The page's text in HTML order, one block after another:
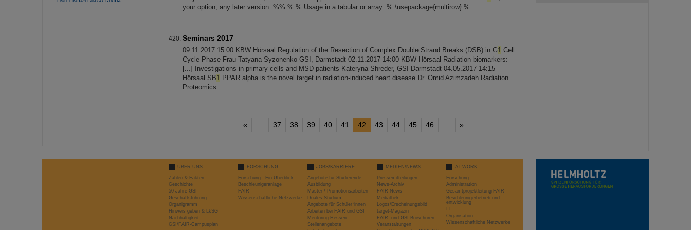
your option, any later version. %% % % Usage in a tabular or array: % \usepackage{multirow} %
Seminars 2017
09.11.2017 15:00 KBW Hörsaal Regulation of the Resection of Complex Double Strand Breaks (DSB) in G1 Cell
Cycle Phase Frau Tatyana Syzonenko GSI, Darmstadt 02.11.2017 14:00 KBW Hörsaal Radiation biomarkers:
[...] Investigations in primary cells and MSD patients Kateryna Shreder, GSI Darmstadt 04.05.2017 14:15
Hörsaal SB1 PPAR alpha is the novel target in radiation-induced heart disease Dr. Omid Azimzadeh Radiation
Proteomics
« 37 38 39 40 41 42 43 44 45 46 »
ÜBER UNS
Zahlen & Fakten
Geschichte
50 Jahre GSI
Geschäftsführung
Organigramm
Hinweis geben & LkSG
Nachhaltigkeit
GSI/FAIR-Campusplan
FORSCHUNG
Forschung - Ein Überblick
Beschleunigeranlage
FAIR
Wissenschaftliche Netzwerke
JOBS/KARRIERE
Angebote für Studierende
Ausbildung
Master / Promotionsarbeiten
Duales Studium
Angebote für Schüler*innen
Arbeiten bei FAIR und GSI
Mentoring Hessen
Stellenangebote
MEDIEN/NEWS
Pressemitteilungen
News-Archiv
FAIR-News
Mediathek
Logos/Erscheinungsbild
target-Magazin
FAIR- und GSI-Broschüren
Veranstaltungen
AT WORK
Forschung
Administration
Gesamtprojektleitung FAIR
Beschleunigerbetrieb und -
entwicklung
IT
Organisation
Wissenschaftliche Netzwerke